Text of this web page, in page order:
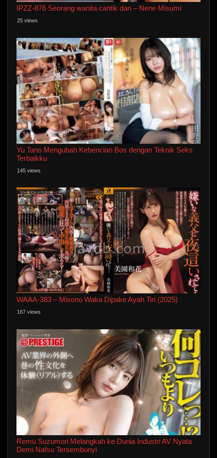
IPZZ-876 Seorang wanita cantik dan – Nene Misumi
25 views
Yu Tano Mengubah Kebencian Bos dengan Teknik Seks
Terbaikku
145 views
WAAA-383 – Misono Waka Dipake Ayah Tiri (2025)
167 views
Remu Suzumori Melangkah ke Dunia Industri AV Nyata
Demi Nafsu Tersembunyi